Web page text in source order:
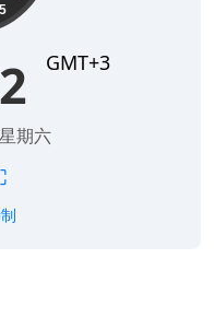
5
GMT+3
期六